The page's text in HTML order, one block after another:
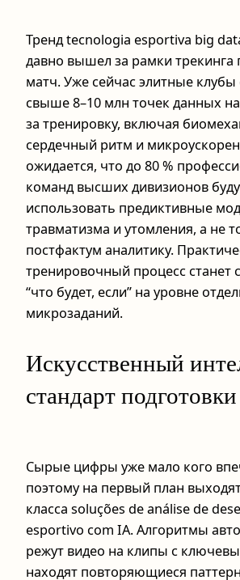
Тренд tecnologia esportiva big
давно вышел за рамки трекинга
матч. Уже сейчас элитные
свыше 8–10 млн точек данных
за тренировку, включая
сердечный ритм и
ожидается, что до 80 %
команд высших дивизионов
использовать предиктивные
травматизма и утомления, а не
постфактум аналитику.
тренировочный процесс станет
“что будет, если” на уровне
микрозаданий.
Искусственный
стандарт подготовки
Сырые цифры уже мало кого
поэтому на первый план
класса soluções de análise de
esportivo com IA. Алгоритмы
режут видео на клипы с
находят повторяющиеся